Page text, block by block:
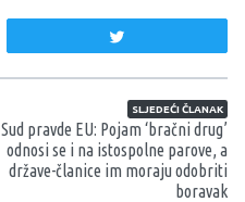
SLJEDEĆI ČLANAK
Sud pravde EU: Pojam ‘bračni drug’
odnosi se i na istospolne parove, a
države-članice im moraju odobriti
boravak